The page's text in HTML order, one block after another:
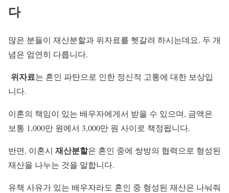
다
많은 분들이 재산분할과 위자료를 헷갈려 하시는데요. 두 개
념은 엄연히 다릅니다.
위자료는 혼인 파탄으로 인한 정신적 고통에 대한 보상입
니다.
이혼의 책임이 있는 배우자에게서 받을 수 있으며, 금액은
보통 1,000만 원에서 3,000만 원 사이로 책정됩니다.
반면, 이혼시 재산분할은 혼인 중에 쌍방의 협력으로 형성된
재산을 나누는 것을 말합니다.
유책 사유가 있는 배우자라도 혼인 중 형성된 재산은 나눠줘